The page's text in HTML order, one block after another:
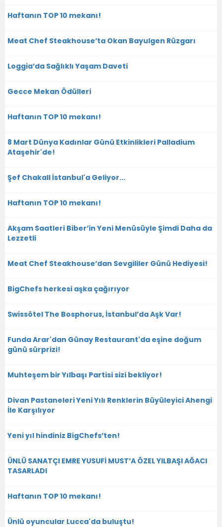
Haftanın TOP 10 mekanı!
Meat Chef Steakhouse’ta Okan Bayulgen Rüzgarı
Loggia’da Sağlıklı Yaşam Daveti
Gecce Mekan Ödülleri
Haftanın TOP 10 mekanı!
8 Mart Dünya Kadınlar Günü Etkinlikleri Palladium
Ataşehir'de!
Şef Chakall İstanbul'a Geliyor...
Haftanın TOP 10 mekanı!
Akşam Saatleri Biber’in Yeni Menüsüyle Şimdi Daha da
Lezzetli
Meat Chef Steakhouse’dan Sevgililer Günü Hediyesi!
BigChefs herkesi aşka çağırıyor
Swissôtel The Bosphorus, İstanbul’da Aşk Var!
Funda Arar'dan Günay Restaurant'da eşine doğum
günü sürprizi!
Muhteşem bir Yılbaşı Partisi sizi bekliyor!
Divan Pastaneleri Yeni Yılı Renklerin Büyüleyici Ahengi
İle Karşılıyor
Yeni yıl hindiniz BigChefs’ten!
ÜNLÜ SANATÇI EMRE YUSUFİ MUST’A ÖZEL YILBAŞI AĞACI
TASARLADI
Haftanın TOP 10 mekanı!
Ünlü oyuncular Lucca'da buluştu!